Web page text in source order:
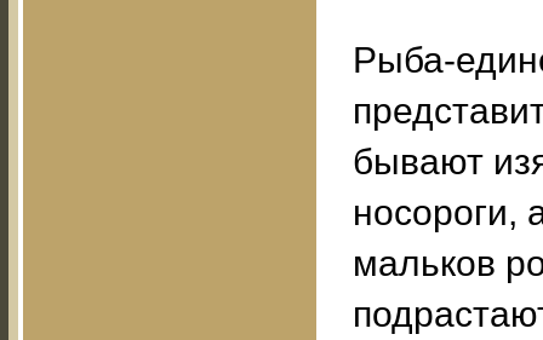
Рыба-
бывают
носороги,
мальков